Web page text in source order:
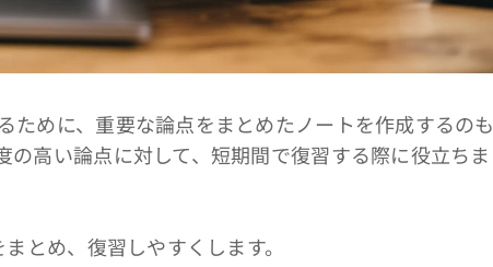
めに、重要な論点をまとめたノートを作成するのも
高い論点に対して、短期間で復習する際に役立ちま
とめ、復習しやすくします。